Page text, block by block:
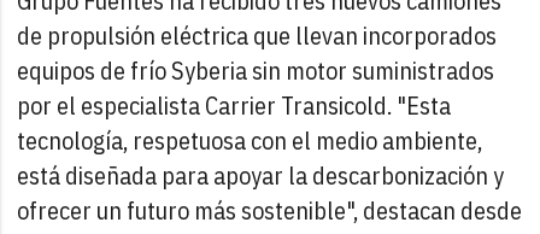
de propulsión eléctrica que llevan incorporados
equipos de frío Syberia sin motor suministrados
por el especialista Carrier Transicold. "Esta
tecnología, respetuosa con el medio ambiente,
está diseñada para apoyar la descarbonización y
ofrecer un futuro más sostenible", destacan desde